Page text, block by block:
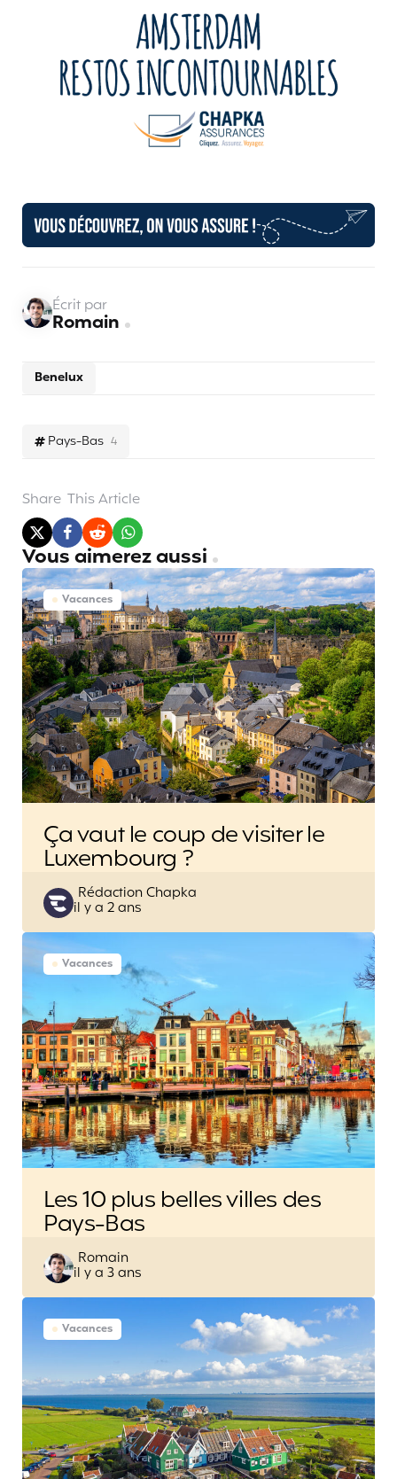
Pays-Bas 4
Benelux
Écrit par
Romain
Share This Article
Vous aimerez aussi
Vacances
Ça vaut le coup de visiter le
Luxembourg ?
Posted
by
Rédaction Chapka
il y a 2 ans
Vacances
Les 10 plus belles villes des
Pays-Bas
Posted
by
Romain
il y a 3 ans
Vacances